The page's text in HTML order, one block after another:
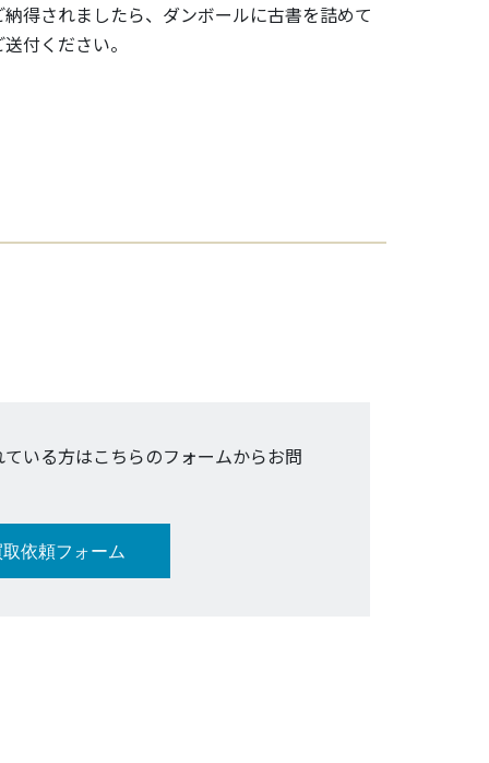
納得されましたら、ダンボールに古書を詰めて
送付ください。
いる方はこちらのフォームからお問
取依頼フォーム